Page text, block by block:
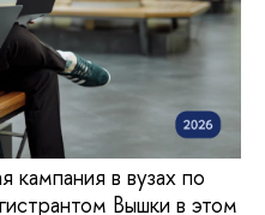
кампания в вузах по
Вышки в этом